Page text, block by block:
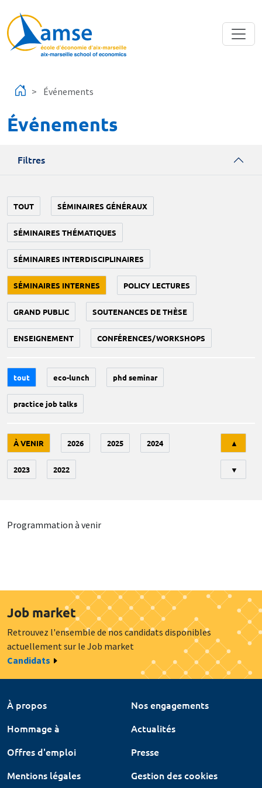
Événements
Événements
Filtres
TOUT SÉMINAIRES GÉNÉRAUX
SÉMINAIRES THÉMATIQUES
SÉMINAIRES INTERDISCIPLINAIRES
SÉMINAIRES INTERNES POLICY LECTURES
GRAND PUBLIC SOUTENANCES DE THÈSE
ENSEIGNEMENT CONFÉRENCES/WORKSHOPS
tout eco-lunch phd seminar
practice job talks
À VENIR 2026 2025 2024
2023 2022
▲
▼
Programmation à venir
Job market
Retrouvez l'ensemble de nos candidats disponibles
actuellement sur le Job market
Candidats
À propos
Nos engagements
Hommage à
Actualités
Offres d'emploi
Presse
Mentions légales
Gestion des cookies